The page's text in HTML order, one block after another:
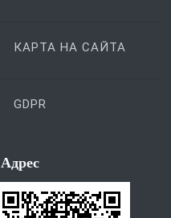
КАРТА НА САЙТА
GDPR
Aдрес